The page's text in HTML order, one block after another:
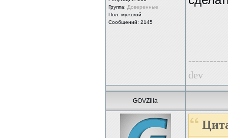
Группа: Доверенные
Пол: мужской
Сообщений: 2145
dev
GOVZilla